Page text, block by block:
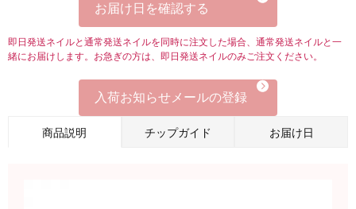
お届け日を確認する
即日発送ネイルと通常発送ネイルを同時に注文した場合、通常発送ネイルと一
緒にお届けします。お急ぎの方は、即日発送ネイルのみご注文ください。
入荷お知らせメールの登録
商品説明 チップガイド お届け日